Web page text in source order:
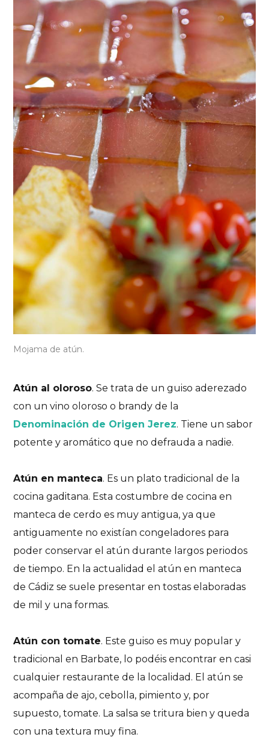
Mojama de atún.
Atún al oloroso. Se trata de un guiso aderezado
con un vino oloroso o brandy de la
Denominación de Origen Jerez. Tiene un sabor
potente y aromático que no defrauda a nadie.
Atún en manteca. Es un plato tradicional de la
cocina gaditana. Esta costumbre de cocina en
manteca de cerdo es muy antigua, ya que
antiguamente no existían congeladores para
poder conservar el atún durante largos periodos
de tiempo. En la actualidad el atún en manteca
de Cádiz se suele presentar en tostas elaboradas
de mil y una formas.
Atún con tomate. Este guiso es muy popular y
tradicional en Barbate, lo podéis encontrar en casi
cualquier restaurante de la localidad. El atún se
acompaña de ajo, cebolla, pimiento y, por
supuesto, tomate. La salsa se tritura bien y queda
con una textura muy fina.